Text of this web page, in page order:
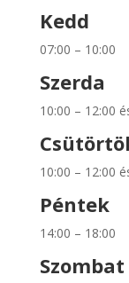
Kedd
07:00 – 10:00
Szerda
10:00 – 12:00
10:00 – 12:00
Péntek
14:00 – 18:00
Szombat